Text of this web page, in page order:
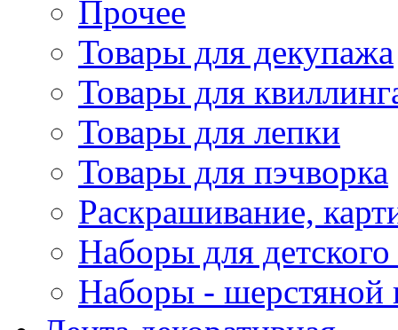
Прочее
Товары для декупажа
Товары для
Товары для лепки
Товары для пэчворка
Раскрашивание,
Наборы для
Наборы - шерстяной